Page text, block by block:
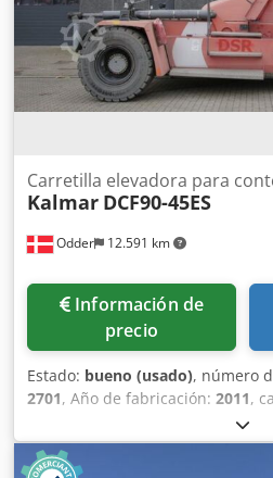
Dedpfx Aeyuicvol Djck
Odder 12.591 km
Carretilla elevadora para
Kalmar DCF90-45ES
Información de
precio
Estado: bueno (usado), número
2701, Año de fabricación: 2011,
21.200 mm
longitud total:7.100 mm, ancho
operativo:
,